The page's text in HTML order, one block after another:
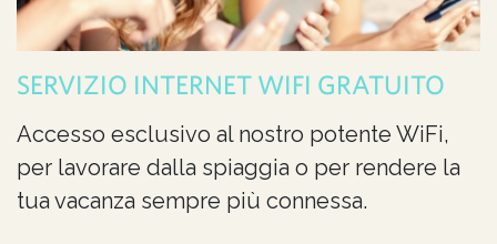
SERVIZIO INTERNET WIFI GRATUITO
Accesso esclusivo al nostro potente WiFi,
per lavorare dalla spiaggia o per rendere la
tua vacanza sempre più connessa.